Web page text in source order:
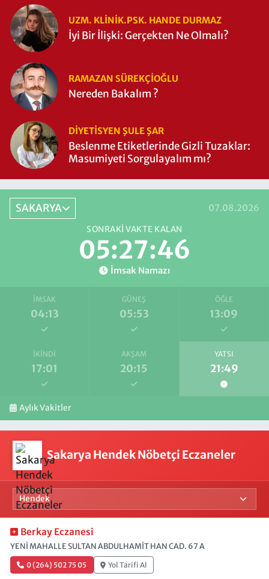
UZM. KLINIK.PSK. HANDE DURMAZ
İyi Bir İlişki: Gerçekten Ne Olmalı?
RAMAZAN SÜREKÇIOĞLU
Nereden Bakalım ?
DIYETISYEN ŞULE ŞAR
Beslenme Etiketlerinde Gizli Tuzaklar:
Masumiyeti Sorgulayalım mı?
SAKARYA 07.08.2026
SONRAKI VAKTE KALAN
05:27:46
İmsak Namazı
İMSAK
04:13
GÜNEŞ
05:53
ÖĞLE
13:09
İKINDI
17:01
AKŞAM
20:15
YATSI
21:49
Aylık Vakitler
Sakarya Hendek Nöbetçi Eczaneler
Berkay Eczanesi
YENİ MAHALLE SULTAN ABDULHAMİT HAN CAD. 67 A
0 (264) 502 75 05 Yol Tarifi Al